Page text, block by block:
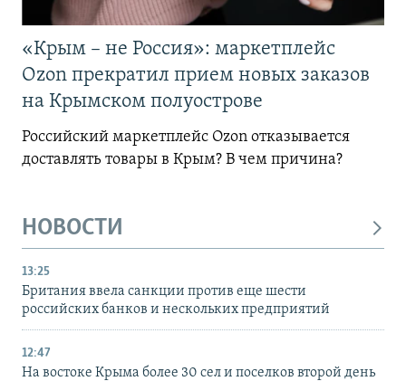
«Крым – не Россия»: маркетплейс
Ozon прекратил прием новых заказов
на Крымском полуострове
Российский маркетплейс Ozon отказывается
доставлять товары в Крым? В чем причина?
НОВОСТИ
13:25
Британия ввела санкции против еще шести
российских банков и нескольких предприятий
12:47
На востоке Крыма более 30 сел и поселков второй день